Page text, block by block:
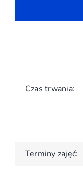
Czas trwania:
Terminy zajęć: